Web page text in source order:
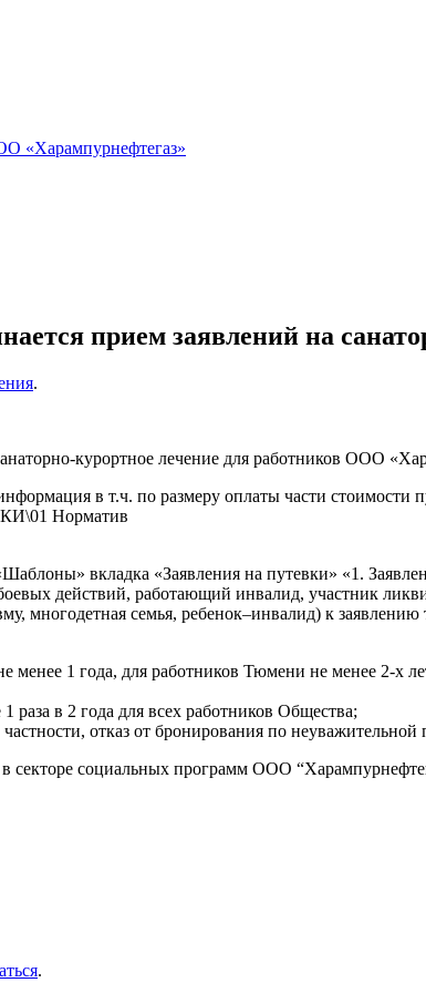
«Харампурнефтегаз»
прием заявлений на
.
курортное лечение для работников ООО
в т.ч. по размеру оплаты части стоимости
Норматив
вкладка «Заявления на путевки» «1.
боевых действий, работающий инвалид, участник
многодетная семья, ребенок–инвалид) к
1 года, для работников Тюмени не менее 2-х
раза в 2 года для всех работников Общества;
отказ от бронирования по
социальных программ ООО
.